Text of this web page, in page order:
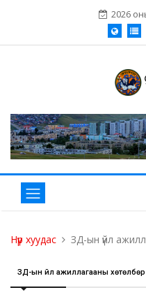
2026
Нүүр хуудас ЗД-ын үйл
ЗД-ын үйл ажиллагааны хөтөлбөр